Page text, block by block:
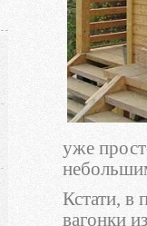
уже
Кстати, в
вагонки